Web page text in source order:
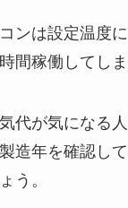
ンは設定温度
間稼働してしま
代が気になる
造年を確認し
う。